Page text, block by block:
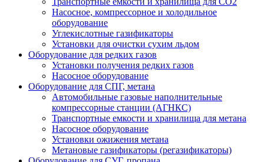
Насосное, компрессорное и холодильное
оборудование
Углекислотные газификаторы
Установки для очистки сухим льдом
Оборудование для редких газов
Установки получения редких газов
Насосное оборудование
Оборудование для СПГ, метана
Автомобильные газовые наполнительные
компрессорные станции (АГНКС)
Транспортные емкости и хранилища для метана
Насосное оборудование
Установки ожижения метана
Метановые газификаторы (регазификаторы)